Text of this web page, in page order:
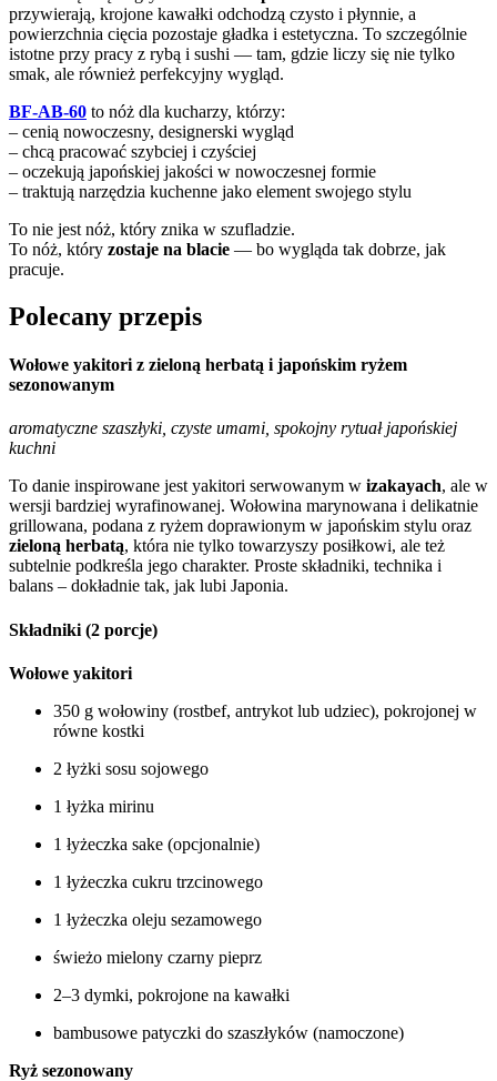
przywierają, krojone kawałki odchodzą czysto i płynnie, a
powierzchnia cięcia pozostaje gładka i estetyczna. To szczególnie
istotne przy pracy z rybą i sushi — tam, gdzie liczy się nie tylko
smak, ale również perfekcyjny wygląd.
BF-AB-60 to nóż dla kucharzy, którzy:
– cenią nowoczesny, designerski wygląd
– chcą pracować szybciej i czyściej
– oczekują japońskiej jakości w nowoczesnej formie
– traktują narzędzia kuchenne jako element swojego stylu
To nie jest nóż, który znika w szufladzie.
To nóż, który zostaje na blacie — bo wygląda tak dobrze, jak
pracuje.
Polecany przepis
Wołowe yakitori z zieloną herbatą i japońskim ryżem
sezonowanym
aromatyczne szaszłyki, czyste umami, spokojny rytuał japońskiej
kuchni
To danie inspirowane jest yakitori serwowanym w izakayach, ale w
wersji bardziej wyrafinowanej. Wołowina marynowana i delikatnie
grillowana, podana z ryżem doprawionym w japońskim stylu oraz
zieloną herbatą, która nie tylko towarzyszy posiłkowi, ale też
subtelnie podkreśla jego charakter. Proste składniki, technika i
balans – dokładnie tak, jak lubi Japonia.
Składniki (2 porcje)
Wołowe yakitori
350 g wołowiny (rostbef, antrykot lub udziec), pokrojonej w
równe kostki
2 łyżki sosu sojowego
1 łyżka mirinu
1 łyżeczka sake (opcjonalnie)
1 łyżeczka cukru trzcinowego
1 łyżeczka oleju sezamowego
świeżo mielony czarny pieprz
2–3 dymki, pokrojone na kawałki
bambusowe patyczki do szaszłyków (namoczone)
Ryż sezonowany